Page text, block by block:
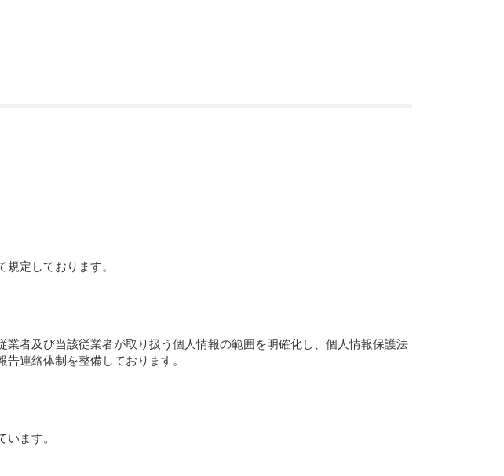
定しております。
者及び当該従業者が取り扱う個人情報の範囲を明確化し、個人情報保護法
連絡体制を整備しております。
ます。